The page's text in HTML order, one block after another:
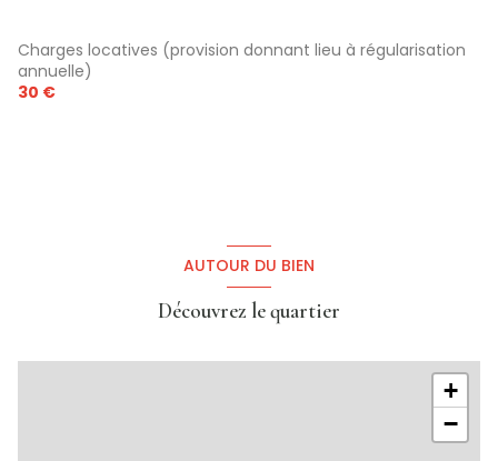
Charges locatives (provision donnant lieu à régularisation
annuelle)
30 €
AUTOUR DU BIEN
Découvrez le quartier
+
−